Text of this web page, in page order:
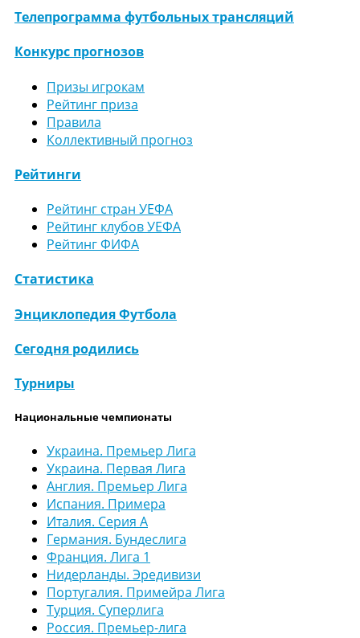
Телепрограмма футбольных трансляций
Конкурс прогнозов
Призы игрокам
Рейтинг приза
Правила
Коллективный прогноз
Рейтинги
Рейтинг стран УЕФА
Рейтинг клубов УЕФА
Рейтинг ФИФА
Статистика
Энциклопедия Футбола
Сегодня родились
Турниры
Национальные чемпионаты
Украина. Премьер Лига
Украина. Первая Лига
Англия. Премьер Лига
Испания. Примера
Италия. Серия А
Германия. Бундеслига
Франция. Лига 1
Нидерланды. Эредивизи
Португалия. Примейра Лига
Турция. Суперлига
Россия. Премьер-лига